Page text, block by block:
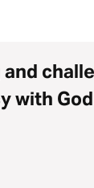
with